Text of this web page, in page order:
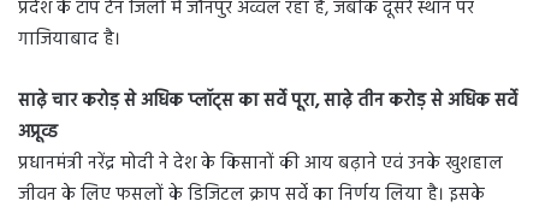
प्रदेश के टॉप टेन जिलों में जौनपुर अव्वल रहा है, जबकि दूसरे स्थान पर
गाजियाबाद है।
साढ़े चार करोड़ से अधिक प्लॉट्स का सर्वे पूरा, साढ़े तीन करोड़ से अधिक सर्वे
अप्रूव्ड
प्रधानमंत्री नरेंद्र मोदी ने देश के किसानों की आय बढ़ाने एवं उनके खुशहाल
जीवन के लिए फसलों के डिजिटल क्राप सर्वे का निर्णय लिया है। इसके